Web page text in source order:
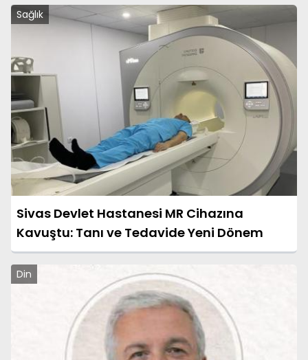
Sağlık
Sivas Devlet Hastanesi MR Cihazına
Kavuştu: Tanı ve Tedavide Yeni Dönem
Din